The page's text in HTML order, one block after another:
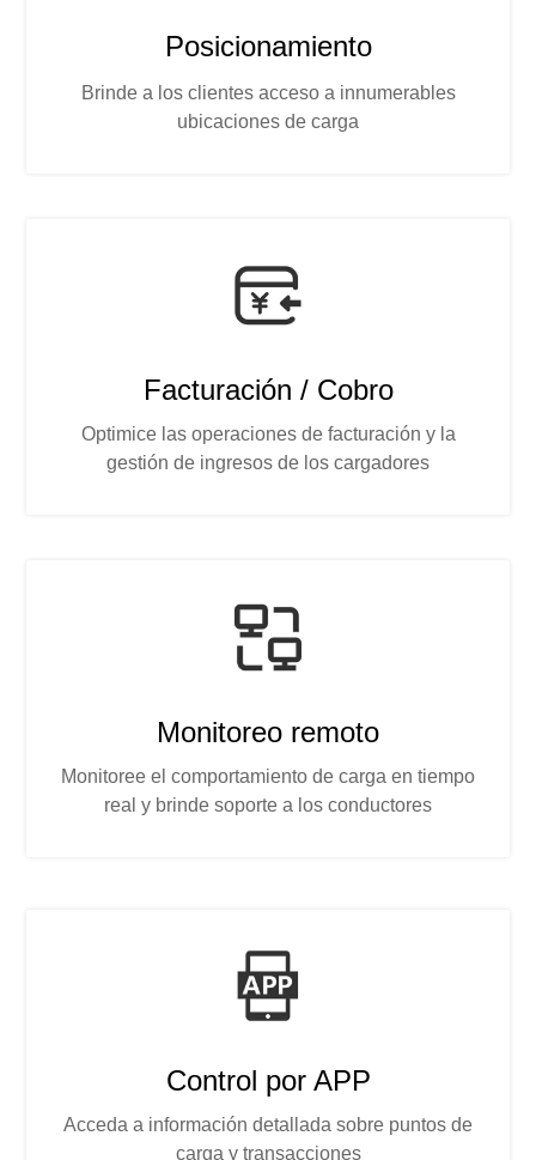
Posicionamiento
Brinde a los clientes acceso a innumerables
ubicaciones de carga
Facturación / Cobro
Optimice las operaciones de facturación y la
gestión de ingresos de los cargadores
Monitoreo remoto
Monitoree el comportamiento de carga en tiempo
real y brinde soporte a los conductores
Control por APP
Acceda a información detallada sobre puntos de
carga y transacciones